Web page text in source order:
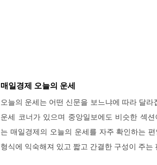
매일경제 오늘의 운세
오늘의 운세는 어떤 신문을 보느냐에 따라 달라
운세 코너가 있으며 중앙일보에도 비슷한 섹
는 매일경제의 오늘의 운세를 자주 확인하는
형식에 익숙해져 있고 짧고 간결한 구성이 주는